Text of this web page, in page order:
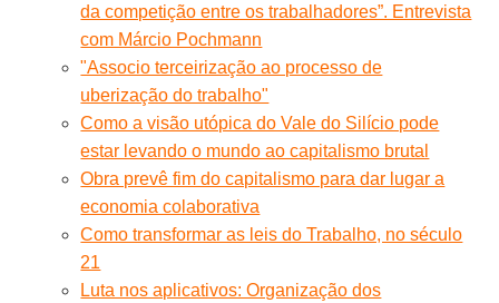
da competição entre os trabalhadores”. Entrevista
com Márcio Pochmann
"Associo terceirização ao processo de
uberização do trabalho"
Como a visão utópica do Vale do Silício pode
estar levando o mundo ao capitalismo brutal
Obra prevê fim do capitalismo para dar lugar a
economia colaborativa
Como transformar as leis do Trabalho, no século
21
Luta nos aplicativos: Organização dos